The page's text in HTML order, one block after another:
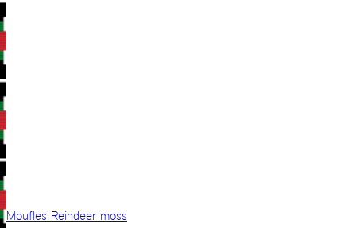
Moufles Reindeer moss